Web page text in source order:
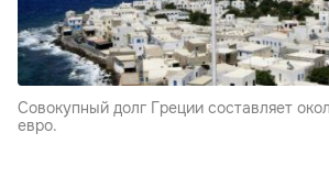
Совокупный долг Греции составляет
евро.